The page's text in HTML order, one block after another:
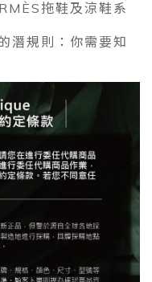
拖鞋及涼鞋系
潛規則：你需要知